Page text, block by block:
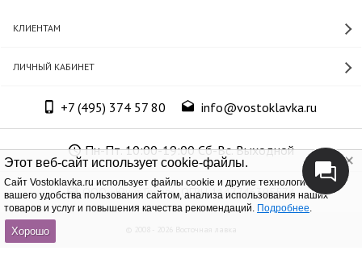
Этот веб-сайт использует cookie-файлы.
Cайт Vostoklavka.ru использует файлы cookie и другие технологии для
вашего удобства пользования сайтом, анализа использования наших
товаров и услуг и повышения качества рекомендаций. Подробнее.
Хорошо
КЛИЕНТАМ
ЛИЧНЫЙ КАБИНЕТ
+7 (495) 374 57 80 info@vostoklavka.ru
Пн-Пт. 10:00-19:00 Сб-Вс. Выходной
ООО «Юнит Групп», ОГРН 1147746305574